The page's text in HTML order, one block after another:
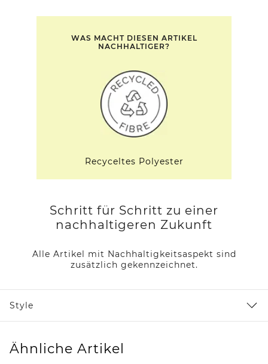
WAS MACHT DIESEN ARTIKEL
NACHHALTIGER?
Recyceltes Polyester
Schritt für Schritt zu einer
nachhaltigeren Zukunft
Alle Artikel mit Nachhaltigkeitsaspekt sind
zusätzlich gekennzeichnet.
Style
Ähnliche Artikel